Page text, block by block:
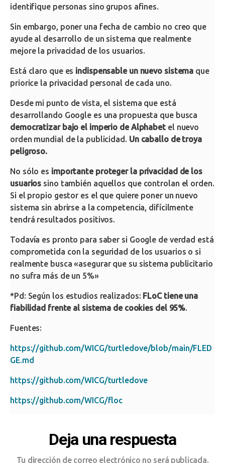
identifique personas sino grupos afines.
Sin embargo, poner una fecha de cambio no creo que
ayude al desarrollo de un sistema que realmente
mejore la privacidad de los usuarios.
Está claro que es indispensable un nuevo sistema que
priorice la privacidad personal de cada uno.
Desde mi punto de vista, el sistema que está
desarrollando Google es una propuesta que busca
democratizar bajo el imperio de Alphabet el nuevo
orden mundial de la publicidad. Un caballo de troya
peligroso.
No sólo es importante proteger la privacidad de los
usuarios sino también aquellos que controlan el orden.
Si el propio gestor es el que quiere poner un nuevo
sistema sin abrirse a la competencia, difícilmente
tendrá resultados positivos.
Todavía es pronto para saber si Google de verdad está
comprometida con la seguridad de los usuarios o si
realmente busca «asegurar que su sistema publicitario
no sufra más de un 5%»
*Pd: Según los estudios realizados: FLoC tiene una
fiabilidad frente al sistema de cookies del 95%.
Fuentes:
https://github.com/WICG/turtledove/blob/main/FLED
GE.md
https://github.com/WICG/turtledove
https://github.com/WICG/floc
Deja una respuesta
Tu dirección de correo electrónico no será publicada.